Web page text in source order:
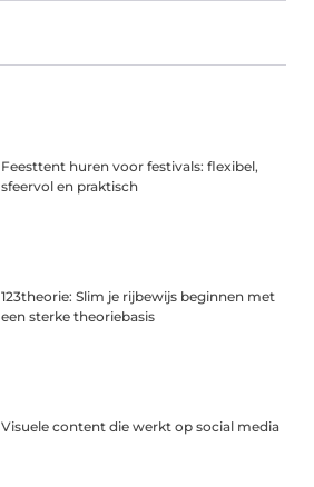
Feesttent huren voor festivals: flexibel,
sfeervol en praktisch
123theorie: Slim je rijbewijs beginnen met
een sterke theoriebasis
Visuele content die werkt op social media